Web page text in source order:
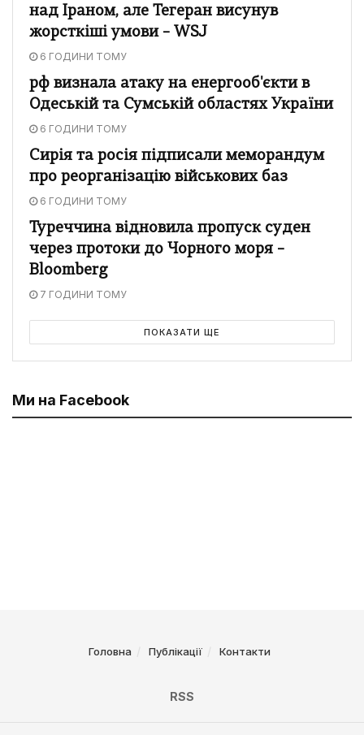
над Іраном, але Тегеран висунув
жорсткіші умови – WSJ
6 ГОДИНИ ТОМУ
рф визнала атаку на енергооб'єкти в
Одеській та Сумській областях України
6 ГОДИНИ ТОМУ
Сирія та росія підписали меморандум
про реорганізацію військових баз
6 ГОДИНИ ТОМУ
Туреччина відновила пропуск суден
через протоки до Чорного моря –
Bloomberg
7 ГОДИНИ ТОМУ
ПОКАЗАТИ ЩЕ
Ми на Facebook
Головна Публікації Контакти
RSS